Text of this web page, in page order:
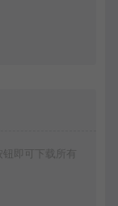
即可下载所有